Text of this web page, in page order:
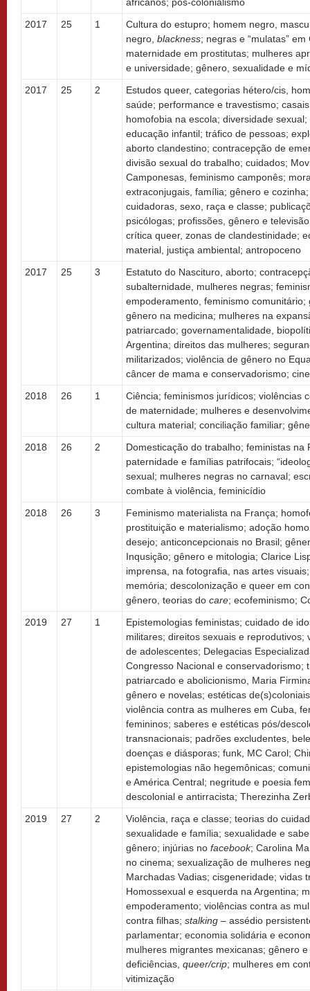
2017
25 1
Cultura do estupro; homem negro,
negro, blackness; negras e “mulatas”
maternidade em prostitutas; mulheres
e universidade; gênero, sexualidade e
2017
25 2
Estudos queer, categorias hétero/cis,
saúde; performance e travestismo;
homofobia na escola; diversidade
educação infantil; tráfico de pessoas;
aborto clandestino; contracepção de
divisão sexual do trabalho; cuidados;
Camponesas, feminismo camponês;
extraconjugais, família; gênero e
cuidadoras, sexo, raça e classe;
psicólogas; profissões, gênero e
crítica queer, zonas de clandestinidade;
material, justiça ambiental; antropoceno
2017
25 3
Estatuto do Nascituro, aborto;
subalternidade, mulheres negras;
empoderamento, feminismo
gênero na medicina; mulheres na
patriarcado; governamentalidade,
Argentina; direitos das mulheres;
militarizados; violência de gênero no
câncer de mama e conservadorismo;
2018
26 1
Ciência; feminismos jurídicos; violências
de maternidade; mulheres e
cultura material; conciliação familiar;
2018
26 2
Domesticação do trabalho; feministas na
paternidade e famílias patrifocais;
sexual; mulheres negras no carnaval;
combate à violência, feminicídio
2018
26 3
Feminismo materialista na França;
prostituição e materialismo; adoção
desejo; anticoncepcionais no Brasil;
Inqusição; gênero e mitologia; Clarice
imprensa, na fotografia, nas artes
memória; descolonização e queer em
gênero, teorias do care; ecofeminismo;
2019
27 1
Epistemologias feministas; cuidado de
militares; direitos sexuais e reprodutivos;
de adolescentes; Delegacias
Congresso Nacional e conservadorismo;
patriarcado e abolicionismo, Maria
gênero e novelas; estéticas
violência contra as mulheres em Cuba,
femininos; saberes e estéticas pós/
transnacionais; padrões excludentes,
doenças e diásporas; funk, MC Carol;
epistemologias não hegemônicas;
e América Central; negritude e poesia
descolonial e antirracista; Therezinha
2019
27 2
Violência, raça e classe; teorias do
sexualidade e família; sexualidade e
gênero; injúrias no facebook; Carolina
no cinema; sexualização de mulheres
Marchadas Vadias; cisgeneridade; vidas
Homossexual e esquerda na Argentina;
empoderamento; violências contra as
contra filhas; stalking – assédio
parlamentar; economia solidária e
mulheres migrantes mexicanas; gênero
deficiências, queer/crip; mulheres em
vitimização